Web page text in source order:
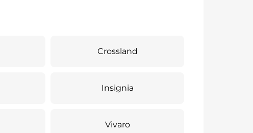
Crossland
Insignia
Vivaro